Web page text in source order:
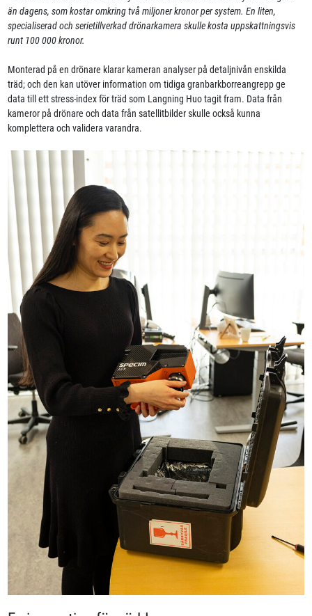
än dagens, som kostar omkring två miljoner kronor per system. En liten,
specialiserad och serietillverkad drönarkamera skulle kosta uppskattningsvis
runt 100 000 kronor.
Monterad på en drönare klarar kameran analyser på detaljnivån enskilda
träd; och den kan utöver information om tidiga granbarkborreangrepp ge
data till ett stress-index för träd som Langning Huo tagit fram. Data från
kameror på drönare och data från satellitbilder skulle också kunna
komplettera och validera varandra.